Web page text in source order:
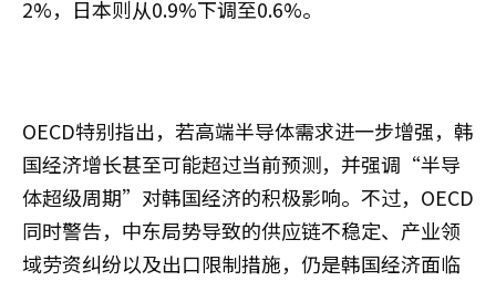
2%，日本则从0.9%下调至0.6%。
OECD特别指出，若高端半导体需求进一步增强，韩
国经济增长甚至可能超过当前预测，并强调“半导
体超级周期”对韩国经济的积极影响。不过，OECD
同时警告，中东局势导致的供应链不稳定、产业领
域劳资纠纷以及出口限制措施，仍是韩国经济面临